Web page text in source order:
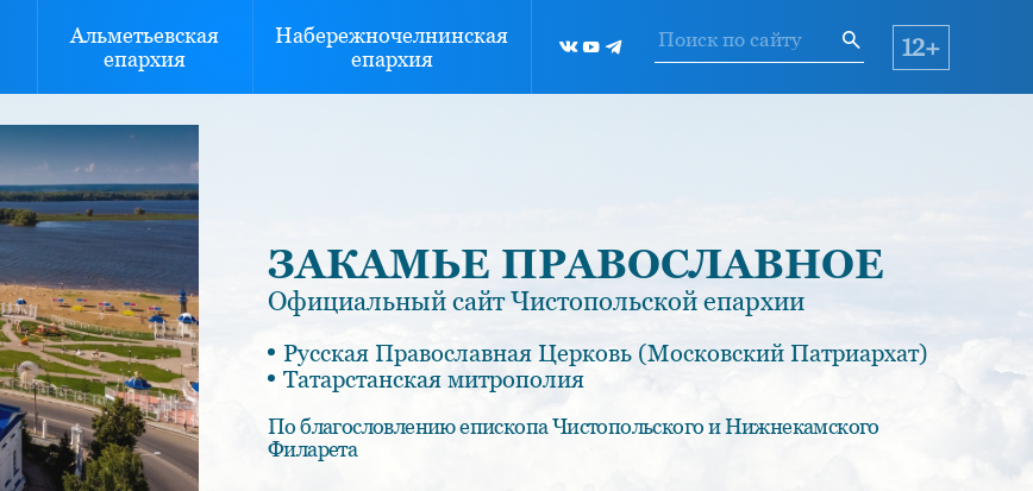
Альметьевская
епархия
Набережночелнинская
епархия
12+
ЗАКАМЬЕ ПРАВОСЛАВНОЕ
Официальный сайт Чистопольской епархии
Русская Православная Церковь (Московский Патриархат)
Татарстанская митрополия
По благословлению епископа Чистопольского и Нижнекамского
Филарета